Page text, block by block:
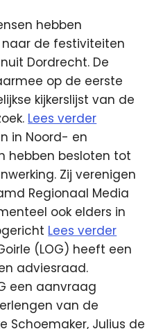
hebben
de festiviteiten
Dordrecht. De
op de eerste
kijkerslijst van de
Lees verder
in Noord- en
hebben besloten tot
Zij verenigen
Regionaal Media
ook elders in
Lees verder
(LOG) heeft een
adviesraad.
een aanvraag
van de
Schoemaker, Julius de